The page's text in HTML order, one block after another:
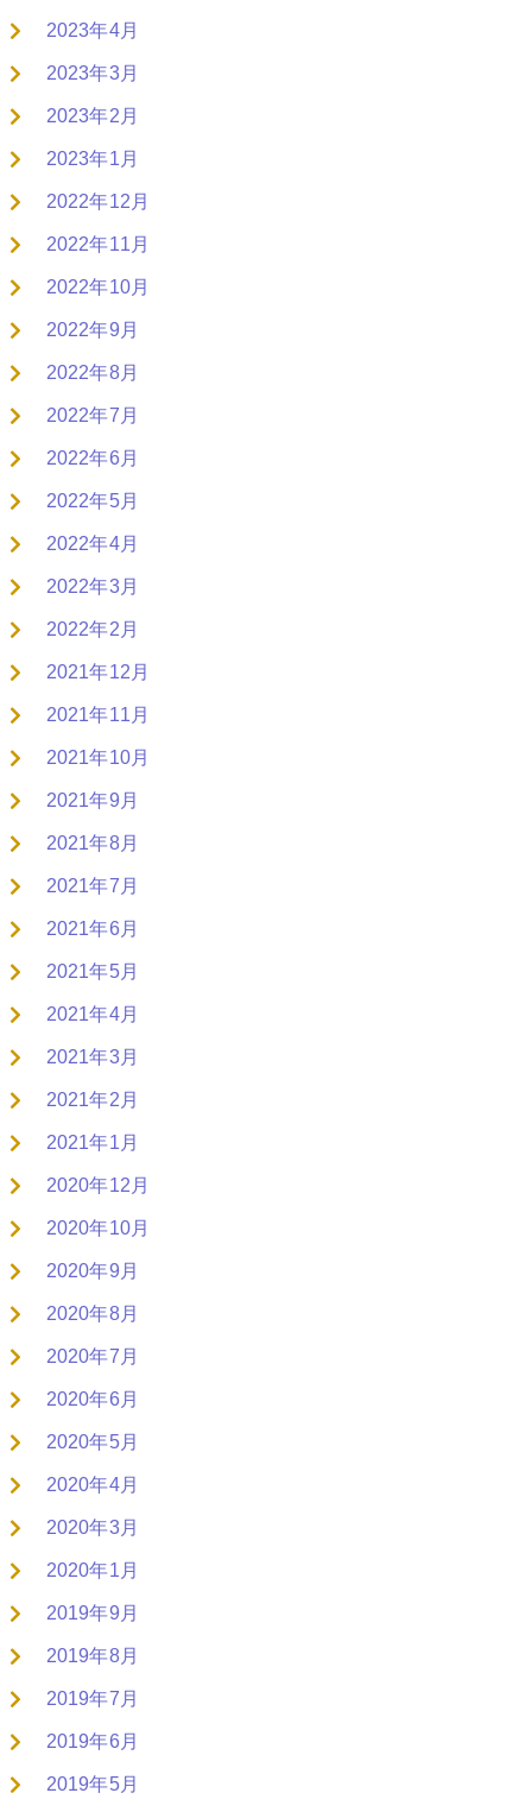
2023年4月
2023年3月
2023年2月
2023年1月
2022年12月
2022年11月
2022年10月
2022年9月
2022年8月
2022年7月
2022年6月
2022年5月
2022年4月
2022年3月
2022年2月
2021年12月
2021年11月
2021年10月
2021年9月
2021年8月
2021年7月
2021年6月
2021年5月
2021年4月
2021年3月
2021年2月
2021年1月
2020年12月
2020年10月
2020年9月
2020年8月
2020年7月
2020年6月
2020年5月
2020年4月
2020年3月
2020年1月
2019年9月
2019年8月
2019年7月
2019年6月
2019年5月